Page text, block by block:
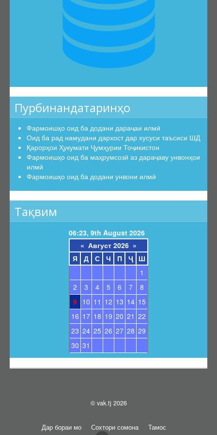
Эътирофи баробарарзишии ҳуҷҷатҳо
Аттестатсияи такрорӣ
Шиносномаи ихтисосҳо
Бюллетени КОА
Санадҳои меъёрии ҳуқуқӣ
Конститутсияи ҶТ
Амру фармонҳои Президенти ҶТ
Қарорҳои Ҳукумати ҶТ
Маҷаллаҳои тақризшаванда
Маҷаллаҳои тақризшавандаи ҶТ
Қоидаҳои бақайдгирии маҷалла
Феҳристи муваққатии маҷаллаҳои тақризшаванда
Барои унвонҷӯёни дараҷаҳои илмӣ
Барои довталабони унвонҳои илмӣ
Саволҳои маъмул
Маълумоти умумӣ
Эълонҳо оид ба ҳимояи диссертатсияҳо
Қабули эълони ҳимоя
СОМОНАИ НАВ
Пурбинандатаринҳо
Фармоишҳо оид ба додани дараҷаи илмӣ
Оид ба рад намудани дархост дар хусуси таъсиси ШД
Қарорҳои Ҳукумати Ҷумҳурии Тоҷикистон
Фармоишҳо оид ба маҳрумсозӣ аз дараҷаву унвонҳои
илмӣ
Фармоишҳо оид ба додани унвони илмӣ
Тақвим
06:23, 9th August 2026
« Август 2026 »
Я
Д С Ч П Ҷ
Ш
1
2
3 4 5 6 7
8
9 10 11 12 13 14 15
16 17 18 19 20 21 22
23 24 25 26 27 28 29
30 31
© vak.tj 2026
Дар бораи мо Сохтори сомона Тамос